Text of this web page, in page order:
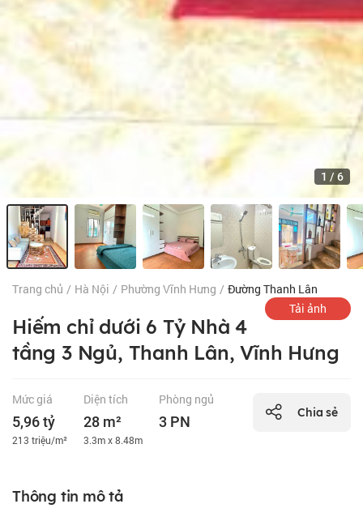
1 / 6
Trang chủ / Hà Nội / Phường Vĩnh Hưng / Đường Thanh Lân
Tải ảnh
Hiếm chỉ dưới 6 Tỷ Nhà 4
tầng 3 Ngủ, Thanh Lân, Vĩnh Hưng
Mức giá
5,96 tỷ
213 triệu/m²
Diện tích
28 m²
3.3m x 8.48m
Phòng ngủ
3 PN
Chia sẻ
Thông tin mô tả